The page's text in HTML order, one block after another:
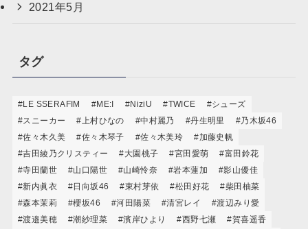
2021年5月
タグ
#LE SSERAFIM #ME:I #NiziU #TWICE
#シューズ
#スニーカー
#上村ひなの #中村麗乃 #丹生明里
#乃木坂46
#佐々木久美
#佐々木琴子 #佐々木美玲
#加藤史帆
#吉田綾乃クリスティー
#大園桃子 #宮田愛萌
#富田鈴花
#寺田蘭世
#山口陽世 #山崎怜奈 #岩本蓮加
#影山優佳
#新内眞衣
#日向坂46 #東村芽依 #松田好花
#柴田柚菜
#森本茉莉
#櫻坂46 #河田陽菜 #清宮レイ
#渡辺みり愛
#渡邉美穂
#潮紗理菜 #濱岸ひより #西野七瀬
#賀喜遥香